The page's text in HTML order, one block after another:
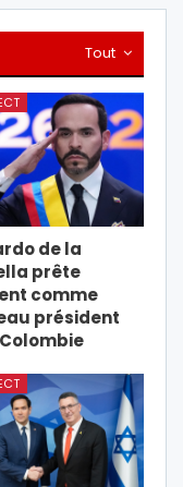
Tout
de la
prête
comme
président